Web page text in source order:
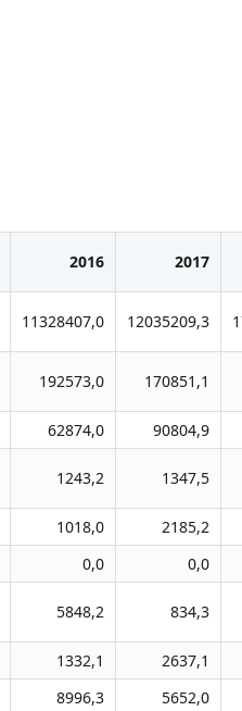
2016 2017
11328407,0 12035209,3
192573,0 170851,1
62874,0 90804,9
1243,2 1347,5
1018,0 2185,2
0,0 0,0
5848,2 834,3
1332,1 2637,1
8996,3 5652,0